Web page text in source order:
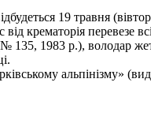
19 травня
крематорія перевезе
135, 1983 р.), володар
альпінізму»